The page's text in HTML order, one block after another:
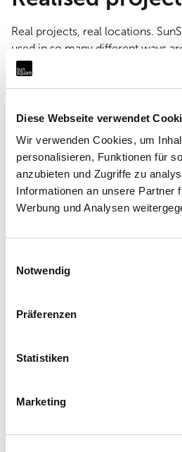
Diese Webseite verwendet
Wir verwenden Cookies, um
personalisieren, Funktionen für
anzubieten und Zugriffe zu
Informationen an unsere Partner
Werbung und Analysen
Notwendig
Präferenzen
Statistiken
Marketing
Real projects, real locations.
used in so many different ways
Show all references
40, 56, 52, 50 sq m